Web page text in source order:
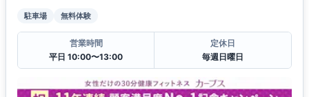
駐車場 無料体験
営業時間
平日 10:00〜13:00
定休日
毎週日曜日